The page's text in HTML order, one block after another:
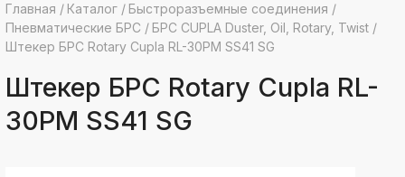
k
ksldkfjsdlfkjsls;ldfkgjsdl;kfkфыва
ksldkfjsdlfkjsls;ldfkgjsdl;kfkфыва
ksldkfjsdlfkjsls;ldfkgjsdl;kfkфыва
Главная / Каталог / Быстроразъемные соединения /
Пневматические БРС / БРС CUPLA Duster, Oil, Rotary, Twist /
Штекер БРС Rotary Cupla RL-30PM SS41 SG
Штекер БРС Rotary Cupla RL-
30PM SS41 SG